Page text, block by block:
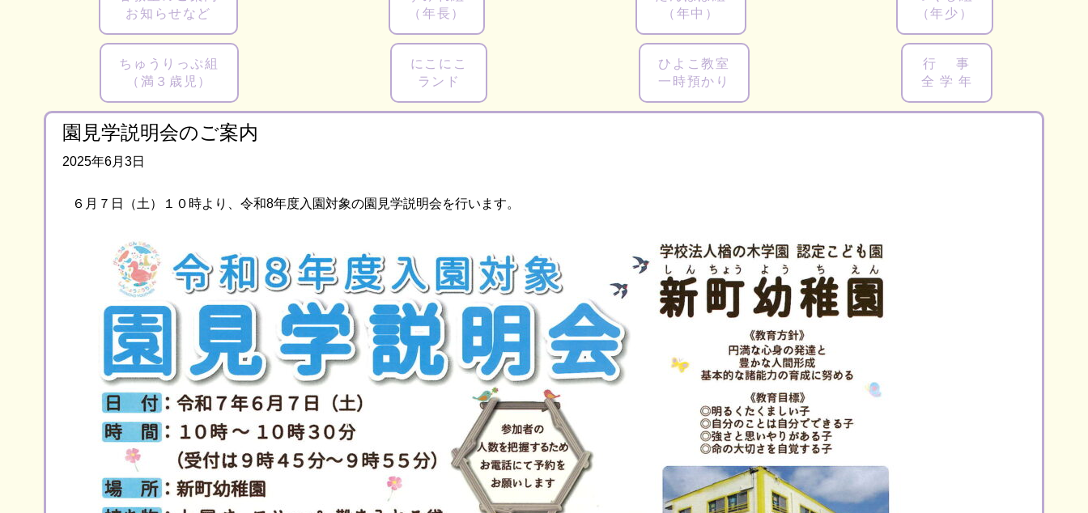
お知らせなど
（年長）
（年中）
（年少）
ちゅうりっぷ組
（満３歳児）
にこにこ
ランド
ひよこ教室
一時預かり
行 事
全 学 年
園見学説明会のご案内
2025年6月3日
６月７日（土）１０時より、令和8年度入園対象の園見学説明会を行います。